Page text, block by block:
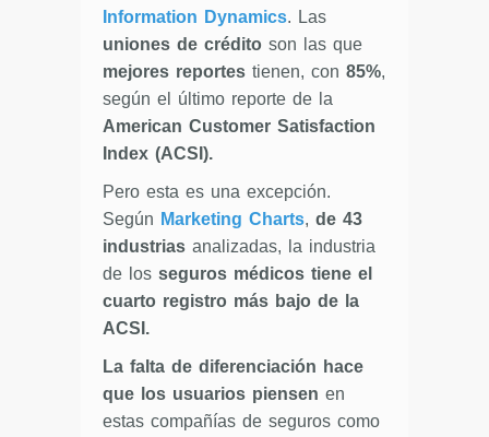
Information Dynamics. Las
uniones de crédito son las que
mejores reportes tienen, con 85%,
según el último reporte de la
American Customer Satisfaction
Index (ACSI).
Pero esta es una excepción.
Según Marketing Charts, de 43
industrias analizadas, la industria
de los seguros médicos tiene el
cuarto registro más bajo de la
ACSI.
La falta de diferenciación hace
que los usuarios piensen en
estas compañías de seguros como